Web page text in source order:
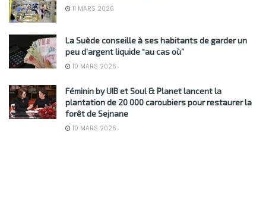
11 MARS 2026
La Suède conseille à ses habitants de garder un
peu d’argent liquide “au cas où”
10 MARS 2026
Féminin by UIB et Soul & Planet lancent la
plantation de 20 000 caroubiers pour restaurer la
forêt de Sejnane
10 MARS 2026